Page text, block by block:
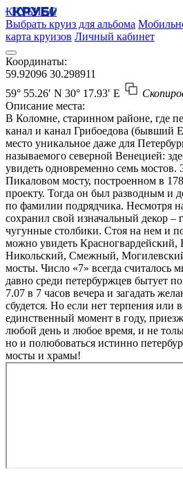
КРУБИСС
Выбрать круиз для альбома
карта круизов Личный кабинет
Координаты:
59.92096 30.298911
59° 55.26′ N 30° 17.93′ E
Описание места:
В Коломне, старинном районе, где
канал и канал Грибоедова (бывший
место уникальное даже для
называемого северной Венецией:
увидеть одновременно семь мостов.
Пикаловом мосту, построенном в
проекту. Тогда он был разводным и
по фамилии подрядчика. Несмотря
сохранил свой изначальный декор –
чугунные столбики. Стоя на нем и
можно увидеть
Никольский, Смежный,
мосты. Число «7» всегда считалось
давно среди петербуржцев бытует
7.07 в 7 часов вечера и загадать
сбудется. Но если нет терпения или
единственный момент в году,
любой день и любое время, и не
но и полюбоваться истинно
мосты и храмы!